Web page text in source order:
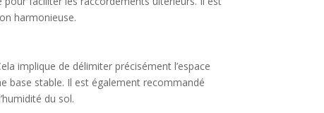
harmonieuse.
implique de délimiter précisément l’espace
base stable. Il est également recommandé
du sol.